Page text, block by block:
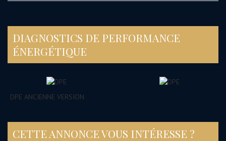
DIAGNOSTICS DE PERFORMANCE
ÉNERGÉTIQUE
DPE ANCIENNE VERSION
CETTE ANNONCE VOUS INTÉRESSE ?